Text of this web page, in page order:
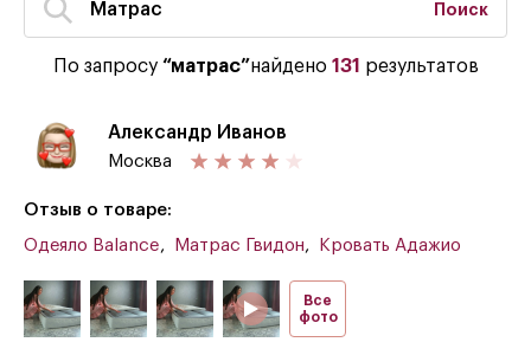
Поиск
По запросу “матрас”найдено 131 результатов
Александр Иванов
Москва
Отзыв о товаре:
Одеяло Balance, Матрас Гвидон, Кровать Адажио
Все
фото